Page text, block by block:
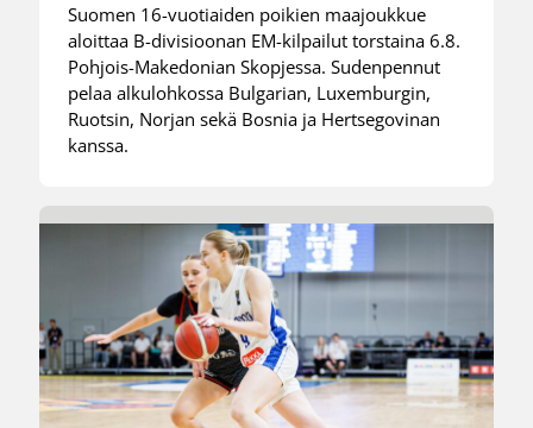
Suomen 16-vuotiaiden poikien maajoukkue
aloittaa B-divisioonan EM-kilpailut torstaina 6.8.
Pohjois-Makedonian Skopjessa. Sudenpennut
pelaa alkulohkossa Bulgarian, Luxemburgin,
Ruotsin, Norjan sekä Bosnia ja Hertsegovinan
kanssa.